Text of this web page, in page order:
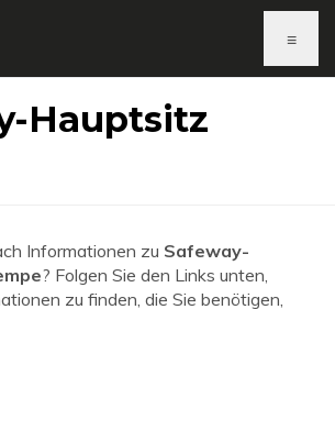
≡
Hauptsitz
Informationen zu Safeway-
? Folgen Sie den Links unten,
zu finden, die Sie benötigen,